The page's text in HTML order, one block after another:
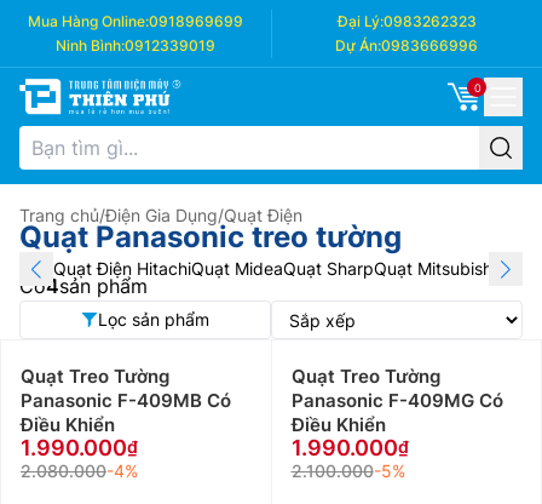
Mua Hàng Online:0918969699 Đại Lý:0983262323
Ninh Bình:0912339019 Dự Án:0983666996
0
Trang chủ/Điện Gia Dụng/Quạt Điện
Quạt Panasonic treo tường
Quạt Điện HitachiQuạt MideaQuạt SharpQuạt Mitsubishi Quạt
Có4sản phẩm
Lọc sản phẩm
Quạt Treo Tường
Panasonic F-409MB Có
Điều Khiển
1.990.000
2.080.000-4%
Quạt Treo Tường
Panasonic F-409MG Có
Điều Khiển
1.990.000
2.100.000-5%